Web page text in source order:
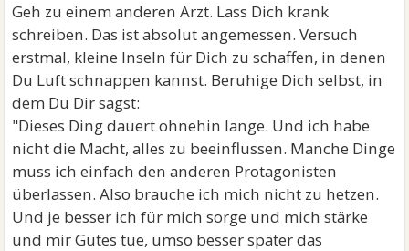
Geh zu einem anderen Arzt. Lass Dich krank
schreiben. Das ist absolut angemessen. Versuch
erstmal, kleine Inseln für Dich zu schaffen, in denen
Du Luft schnappen kannst. Beruhige Dich selbst, in
dem Du Dir sagst:
"Dieses Ding dauert ohnehin lange. Und ich habe
nicht die Macht, alles zu beeinflussen. Manche Dinge
muss ich einfach den anderen Protagonisten
überlassen. Also brauche ich mich nicht zu hetzen.
Und je besser ich für mich sorge und mich stärke
und mir Gutes tue, umso besser später das